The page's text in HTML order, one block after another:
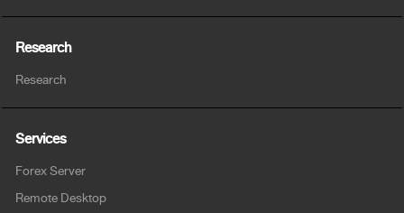
Research
Research
Services
Forex Server
Remote Desktop